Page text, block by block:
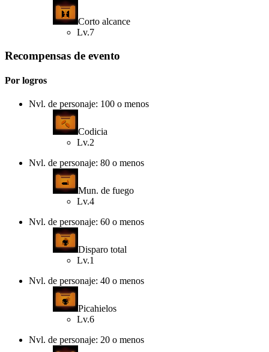
Corto alcance
Lv.7
Recompensas de evento
Por logros
Nvl. de personaje: 100 o menos
Codicia
Lv.2
Nvl. de personaje: 80 o menos
Mun. de fuego
Lv.4
Nvl. de personaje: 60 o menos
Disparo total
Lv.1
Nvl. de personaje: 40 o menos
Picahielos
Lv.6
Nvl. de personaje: 20 o menos